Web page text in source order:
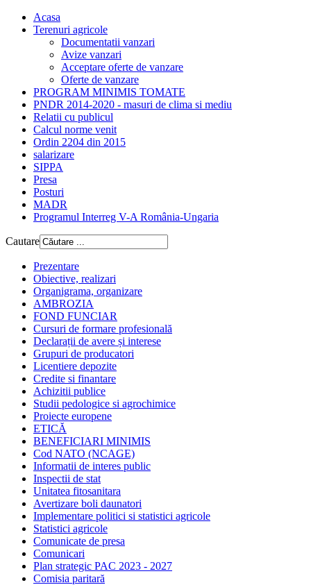
Acasa
Terenuri agricole
Documentatii vanzari
Avize vanzari
Acceptare oferte de vanzare
Oferte de vanzare
PROGRAM MINIMIS TOMATE
PNDR 2014-2020 - masuri de clima si mediu
Relatii cu publicul
Calcul norme venit
Ordin 2204 din 2015
salarizare
SIPPA
Presa
Posturi
MADR
Programul Interreg V-A România-Ungaria
Cautare
Prezentare
Obiective, realizari
Organigrama, organizare
AMBROZIA
FOND FUNCIAR
Cursuri de formare profesională
Declarații de avere și interese
Grupuri de producatori
Licentiere depozite
Credite si finantare
Achizitii publice
Studii pedologice si agrochimice
Proiecte europene
ETICĂ
BENEFICIARI MINIMIS
Cod NATO (NCAGE)
Informatii de interes public
Inspectii de stat
Unitatea fitosanitara
Avertizare boli daunatori
Implementare politici si statistici agricole
Statistici agricole
Comunicate de presa
Comunicari
Plan strategic PAC 2023 - 2027
Comisia paritară